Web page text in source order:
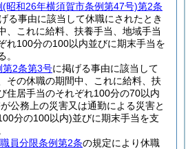
(昭和26年横須賀市条例第47号)第2条
る事由に該当して休職にされたとき
、これに給料、扶養手当、地域手当
れ100分の100以内並びに期末手当を
。
第2条第3号に掲げる事由に該当して
その休職の期間中、これに給料、扶
住居手当のそれぞれ100分の70以内
公務上の災害又は通勤による災害と
分の100以内)並びに期末手当を支
職員分限条例第2条の規定により休職